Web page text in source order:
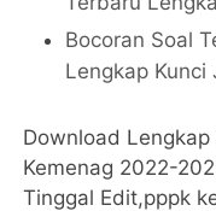
Bocoran Soal
Lengkap Kunci
Download
Kemenag 2022-
Tinggal Edit,pppk